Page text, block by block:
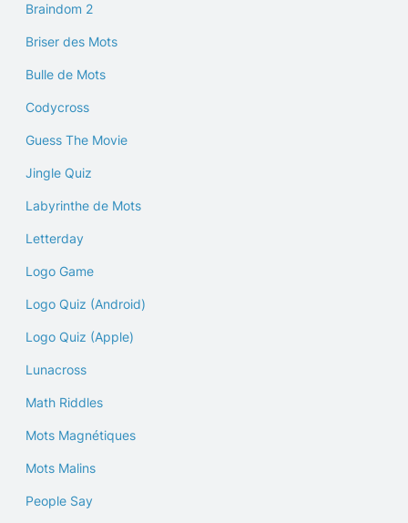
Braindom 2
Briser des Mots
Bulle de Mots
Codycross
Guess The Movie
Jingle Quiz
Labyrinthe de Mots
Letterday
Logo Game
Logo Quiz (Android)
Logo Quiz (Apple)
Lunacross
Math Riddles
Mots Magnétiques
Mots Malins
People Say